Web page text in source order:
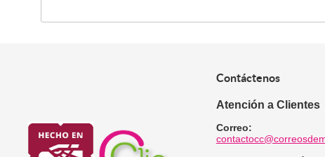
Contáctenos
Atención a Clientes
Correo: